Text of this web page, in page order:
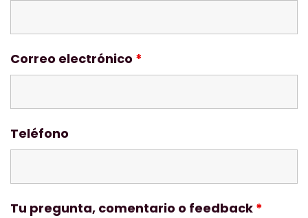
Correo electrónico *
Teléfono
Tu pregunta, comentario o feedback *